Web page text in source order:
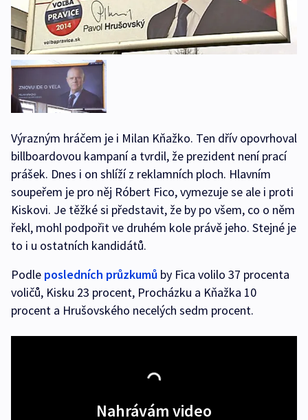
Výrazným hráčem je i Milan Kňažko. Ten dřív opovrhoval
billboardovou kampaní a tvrdil, že prezident není prací
prášek. Dnes i on shlíží z reklamních ploch. Hlavním
soupeřem je pro něj Róbert Fico, vymezuje se ale i proti
Kiskovi. Je těžké si představit, že by po všem, co o něm
řekl, mohl podpořit ve druhém kole právě jeho. Stejné je
to i u ostatních kandidátů.
Podle posledních průzkumů by Fica volilo 37 procenta
voličů, Kisku 23 procent, Procházku a Kňažka 10
procent a Hrušovského necelých sedm procent.
Nahrávám video